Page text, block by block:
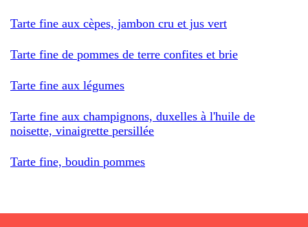
Tarte fine aux cèpes, jambon cru et jus vert
Tarte fine de pommes de terre confites et brie
Tarte fine aux légumes
Tarte fine aux champignons, duxelles à l'huile de
noisette, vinaigrette persillée
Tarte fine, boudin pommes